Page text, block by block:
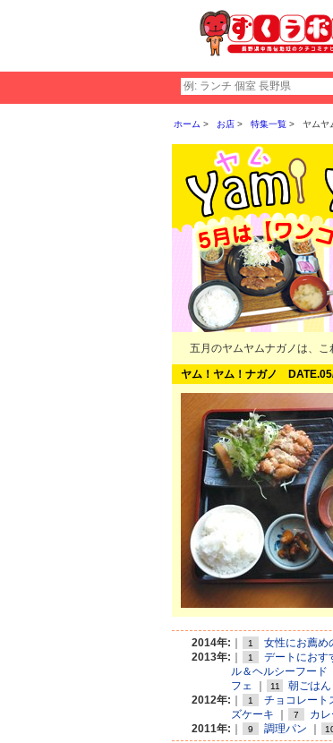
ホーム お店 特集一覧 ヤムヤ
五月のヤムヤムナガノは、
ヤム！ヤム！ナガノ
2014年: 1 女性にお薦め
2013年:
1 デートにおす
ル＆ヘルシーフード
フェ
11 朝ごはん
2012年:
1 チョコレート
ズケーキ
7 カレ
2011年:
9 調理パン